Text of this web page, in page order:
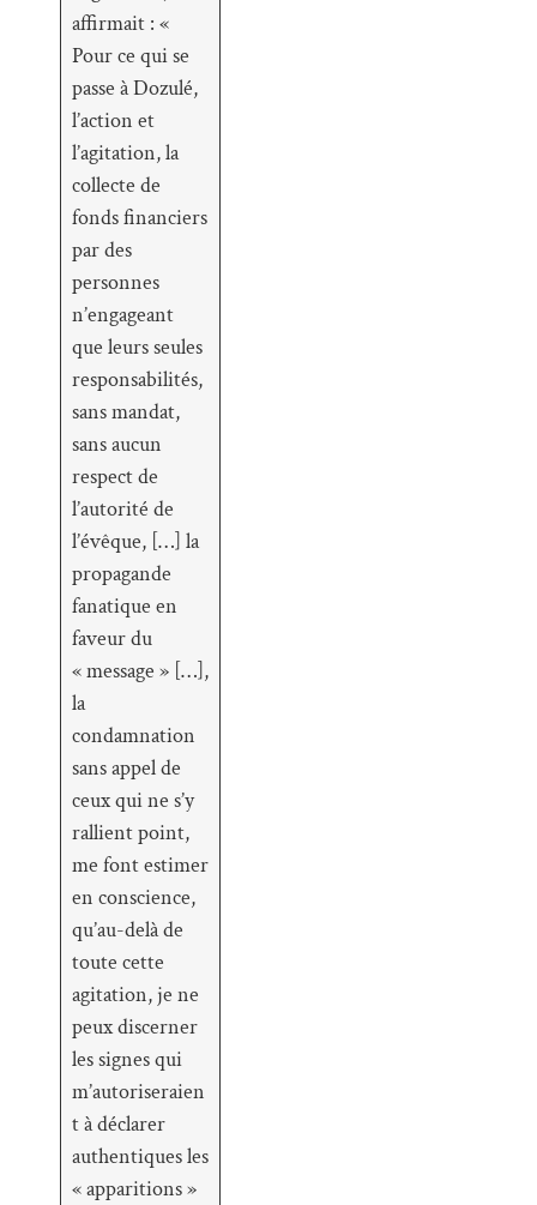
affirmait : «
Pour ce qui se
passe à Dozulé,
l’action et
l’agitation, la
collecte de
fonds financiers
par des
personnes
n’engageant
que leurs seules
responsabilités,
sans mandat,
sans aucun
respect de
l’autorité de
l’évêque, […] la
propagande
fanatique en
faveur du
« message » […],
la
condamnation
sans appel de
ceux qui ne s’y
rallient point,
me font estimer
en conscience,
qu’au-delà de
toute cette
agitation, je ne
peux discerner
les signes qui
m’autoriseraien
t à déclarer
authentiques les
« apparitions »